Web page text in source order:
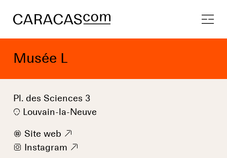
Musée L
Pl. des Sciences 3
Louvain-la-Neuve
w Site web 9
i
Instagram 9